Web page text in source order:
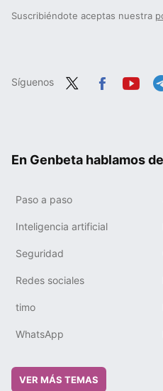
Suscribiéndote aceptas nuestra
Síguenos
En Genbeta hablamos
Paso a paso
Inteligencia artificial
Seguridad
Redes sociales
timo
WhatsApp
VER MÁS TEMAS